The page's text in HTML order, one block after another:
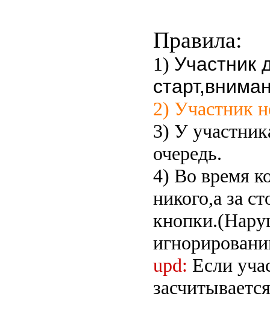
Правила:
1) Участник
2) Участник
3) У
очередь.
4) Во время
никого,а за
upd: Если